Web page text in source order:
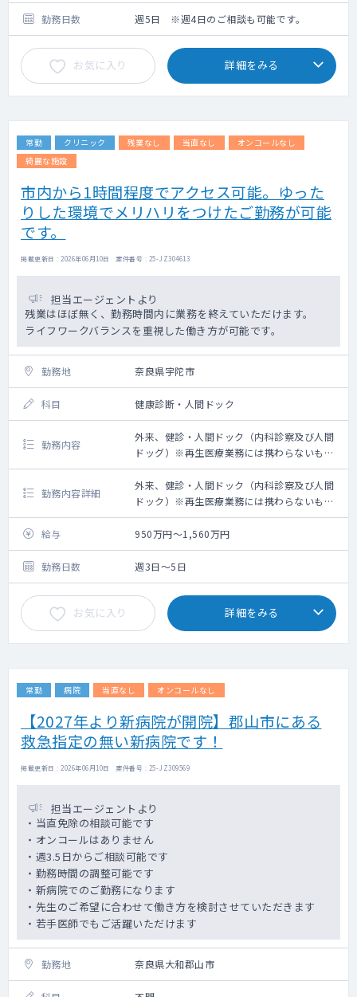
勤務日数 週5日 ※週4日のご相談も可能です。
お気に入り 詳細をみる
常勤 クリニック 残業なし 当直なし
オンコールなし
綺麗な施設
市内から1時間程度でアクセス可能。ゆった
りした環境でメリハリをつけたご勤務が可能
です。
掲載更新日 : 2026年06月10日 案件番号 : 25-JZ304613
担当エージェントより
残業はほぼ無く、勤務時間内に業務を終えていただけます。
ライフワークバランスを重視した働き方が可能です。
勤務地 奈良県宇陀市
科目 健康診断・人間ドック
勤務内容
外来、健診・人間ドック（内科診察及び人間
ドッグ）※再生医療業務には携わらないもの
とする
勤務内容詳細
外来、健診・人間ドック（内科診察及び人間
ドック）※再生医療業務には携わらないもの
とする
給与
950万円～1,560万円
勤務日数 週3日～5日
お気に入り 詳細をみる
常勤 病院 当直なし オンコールなし
【2027年より新病院が開院】郡山市にある
救急指定の無い新病院です！
掲載更新日 : 2026年06月10日 案件番号 : 25-JZ309569
担当エージェントより
・当直免除の相談可能です
・オンコールはありません
・週3.5日からご相談可能です
・勤務時間の調整可能です
・新病院でのご勤務になります
・先生のご希望に合わせて働き方を検討させていただきます
・若手医師でもご活躍いただけます
勤務地 奈良県大和郡山市